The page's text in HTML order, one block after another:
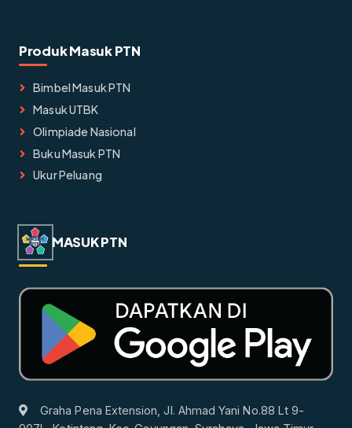
Produk Masuk PTN
Bimbel Masuk PTN
Masuk UTBK
Olimpiade Nasional
Buku Masuk PTN
Ukur Peluang
MASUK PTN
Graha Pena Extension, Jl. Ahmad Yani No.88 Lt 9-